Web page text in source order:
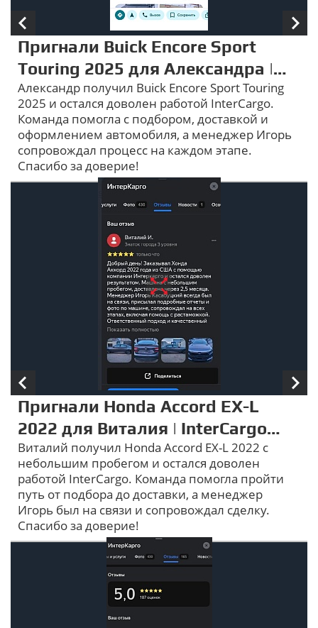
Пригнали Buick Encore Sport
Touring 2025 для Александра |
InterCargo отзывы
Александр получил Buick Encore Sport Touring
2025 и остался доволен работой InterCargo.
Команда помогла с подбором, доставкой и
оформлением автомобиля, а менеджер Игорь
сопровождал процесс на каждом этапе.
Спасибо за доверие!
Пригнали Honda Accord EX-L
2022 для Виталия | InterCargo
отзывы
Виталий получил Honda Accord EX-L 2022 с
небольшим пробегом и остался доволен
работой InterCargo. Команда помогла пройти
путь от подбора до доставки, а менеджер
Игорь был на связи и сопровождал сделку.
Спасибо за доверие!